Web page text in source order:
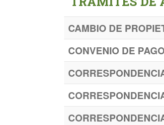
CAMBIO DE
CONVENIO DE